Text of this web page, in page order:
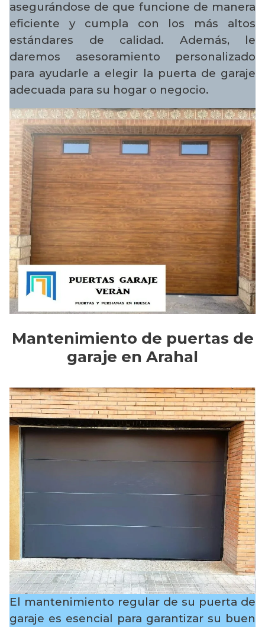
asegurándose de que funcione de manera
eficiente y cumpla con los más altos
estándares de calidad. Además, le
daremos asesoramiento personalizado
para ayudarle a elegir la puerta de garaje
adecuada para su hogar o negocio.
Mantenimiento de puertas de
garaje en Arahal
El mantenimiento regular de su puerta de
garaje es esencial para garantizar su buen